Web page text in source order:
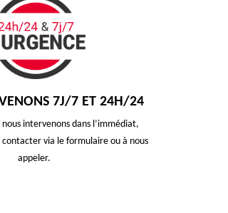
7J/7 ET 24H/24
nous intervenons dans l’immédiat,
contacter via le formulaire ou à nous
appeler.